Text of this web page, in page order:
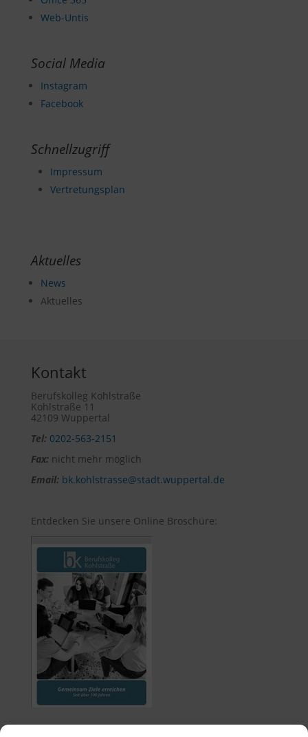
Web-Untis
Social Media
Instagram
Facebook
Schnellzugriff
Impressum
Vertretungsplan
Aktuelles
News
Aktuelles
Kontakt
Berufskolleg Kohlstraße
Kohlstraße 11
42109 Wuppertal
Tel: 0202-563-2151
Fax:nicht mehr möglich
Email: bk.kohlstrasse@stadt.wuppertal.de
Entdecken Sie unsere Online Broschüre: